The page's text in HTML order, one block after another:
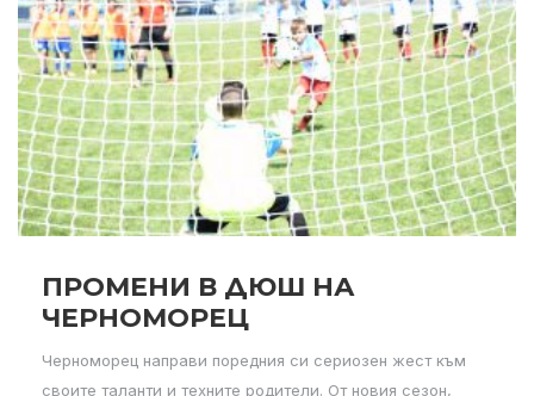
ПРОМЕНИ В ДЮШ НА
ЧЕРНОМОРЕЦ
Черноморец направи поредния си сериозен жест към
своите таланти и техните родители. От новия сезон,